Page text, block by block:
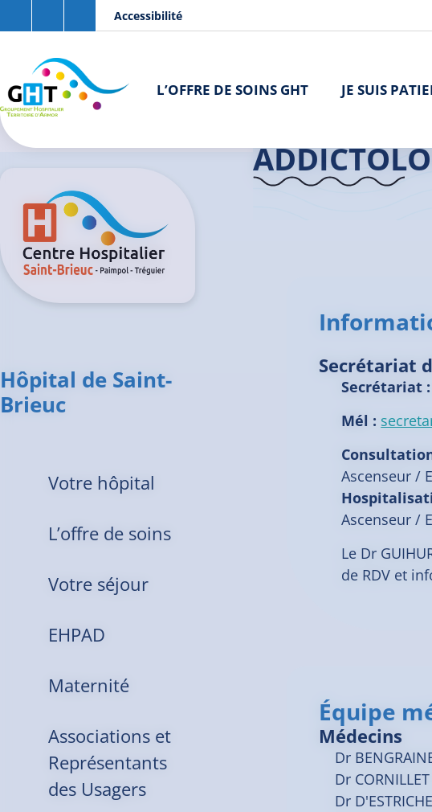
Aller au contenu principal
Accessibilité
L’OFFRE DE SOINS GHT JE SUIS
Hôpital de Saint-
Brieuc
Votre hôpital
L’offre de soins
Votre séjour
EHPAD
Maternité
Associations et
Représentants
des Usagers
Accueil GHT> L'offre de
Secrétariat
Secrétariat :
Mél :
Ascenseur /
Ascenseur /
Le Dr
de RDV et
Équipe
Médecins
Dr
Dr CORNILLET
Dr
Panneau de gestion des cookies